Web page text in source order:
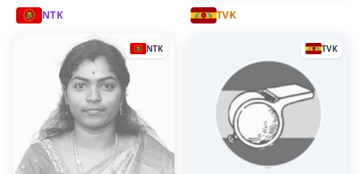
NTK
NTK
TVK
TVK